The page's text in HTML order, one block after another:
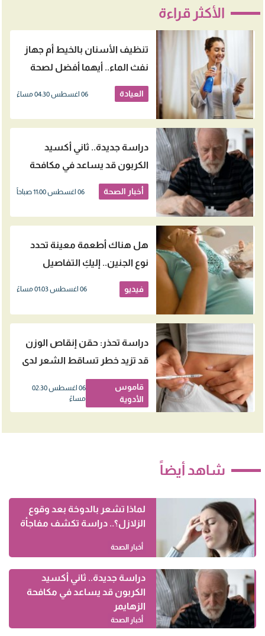
الأكثر قراءة
تنظيف الأسنان بالخيط أم جهاز
نفث الماء.. أيهما أفضل لصحة
اللثة؟
العيادة 06 اغسطس 04:30 مساءً
دراسة جديدة.. ثاني أكسيد
الكربون قد يساعد في مكافحة
الزهايمر
أخبار الصحة 06 اغسطس 11:00 صباحاً
هل هناك أطعمة معينة تحدد
نوع الجنين.. إليكِ التفاصيل
فيديو 06 اغسطس 01:03 مساءً
دراسة تحذر: حقن إنقاص الوزن
قد تزيد خطر تساقط الشعر لدى
النساء
قاموس
الأدوية
06 اغسطس 02:30
مساءً
شاهد أيضاً
لماذا تشعر بالدوخة بعد وقوع
الزلازل؟.. دراسة تكشف مفاجأة
أخبار الصحة
دراسة جديدة.. ثاني أكسيد
الكربون قد يساعد في مكافحة
الزهايمر
أخبار الصحة